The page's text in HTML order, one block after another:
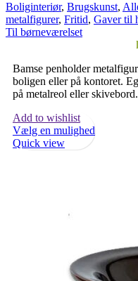
Boliginteriør, Brugskunst,
metalfigurer, Fritid, Gaver til
Til børneværelset
Bamse penholder
boligen eller på kontoret.
på metalreol eller
Add to wishlist
Vælg en mulighed
Quick view